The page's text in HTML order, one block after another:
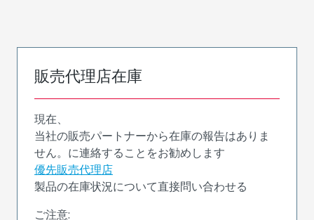
販売代理店在庫
現在、
当社の販売パートナーから在庫の報告はありま
せん。に連絡することをお勧めします
優先販売代理店
製品の在庫状況について直接問い合わせる
ご注意: